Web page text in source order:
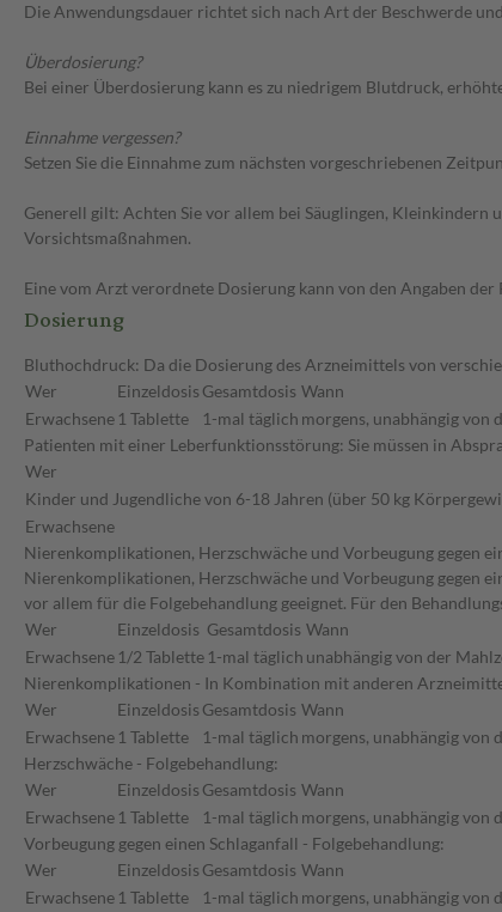
Die Anwendungsdauer richtet sich nach Art der Beschwerde
Überdosierung?
Bei einer Überdosierung kann es zu niedrigem Blutdruck,
Einnahme vergessen?
Setzen Sie die Einnahme zum nächsten vorgeschriebenen
Generell gilt: Achten Sie vor allem bei Säuglingen,
Vorsichtsmaßnahmen.
Eine vom Arzt verordnete Dosierung kann von den Angaben
Dosierung
Bluthochdruck: Da die Dosierung des Arzneimittels von
Wer
Einzeldosis Gesamtdosis Wann
Erwachsene 1 Tablette 1-mal täglich morgens, unabhängig von
Patienten mit einer Leberfunktionsstörung: Sie müssen in
Wer
Kinder und Jugendliche von 6-18 Jahren (über 50 kg
Erwachsene
Nierenkomplikationen, Herzschwäche und Vorbeugung gegen
Nierenkomplikationen, Herzschwäche und Vorbeugung gegen
vor allem für die Folgebehandlung geeignet. Für den
Wer
Einzeldosis Gesamtdosis Wann
Erwachsene 1/2 Tablette 1-mal täglich unabhängig von der
Nierenkomplikationen - In Kombination mit anderen
Wer
Einzeldosis Gesamtdosis Wann
Erwachsene 1 Tablette 1-mal täglich morgens, unabhängig von
Herzschwäche - Folgebehandlung:
Wer
Einzeldosis Gesamtdosis Wann
Erwachsene 1 Tablette 1-mal täglich morgens, unabhängig von
Vorbeugung gegen einen Schlaganfall - Folgebehandlung:
Wer
Einzeldosis Gesamtdosis Wann
Erwachsene 1 Tablette 1-mal täglich morgens, unabhängig von